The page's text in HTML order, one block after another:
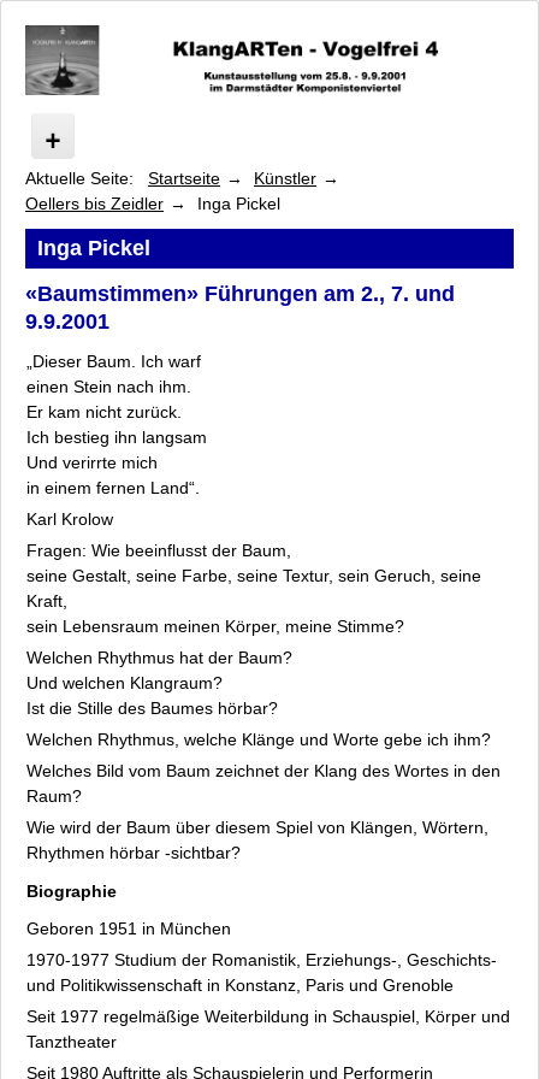
Vogelfrei
Programm
Künstler
Arsem bis Franke-Schafarczyk
Heilmann bis Neumark
Oellers bis Zeidler
Jeanette Oellers
Gabriele Oßwald
Inga Pickel
Allmut Plate
Wolfgang Rauschning
Susanne Radscheit
Uli Reukauf
Roger Rigorth
Wolfgang Sautermeister
Peter Schäck
Arthur Schneiter
Hans Wolf Stegmann
Gerald Wrede
Archiv
Impressum
Aktuelle Seite: Startseite
Künstler
Oellers bis Zeidler
Inga Pickel
Inga Pickel
«Baumstimmen» Führungen am 2., 7. und
9.9.2001
„Dieser Baum. Ich warf
einen Stein nach ihm.
Er kam nicht zurück.
Ich bestieg ihn langsam
Und verirrte mich
in einem fernen Land“.
Karl Krolow
Fragen: Wie beeinflusst der Baum,
seine Gestalt, seine Farbe, seine Textur, sein Geruch, seine
Kraft,
sein Lebensraum meinen Körper, meine Stimme?
Welchen Rhythmus hat der Baum?
Und welchen Klangraum?
Ist die Stille des Baumes hörbar?
Welchen Rhythmus, welche Klänge und Worte gebe ich ihm?
Welches Bild vom Baum zeichnet der Klang des Wortes in den
Raum?
Wie wird der Baum über diesem Spiel von Klängen, Wörtern,
Rhythmen hörbar -sichtbar?
Biographie
Geboren 1951 in München
1970-1977 Studium der Romanistik, Erziehungs-, Geschichts-
und Politikwissenschaft in Konstanz, Paris und Grenoble
Seit 1977 regelmäßige Weiterbildung in Schauspiel, Körper und
Tanztheater
Seit 1980 Auftritte als Schauspielerin und Performerin